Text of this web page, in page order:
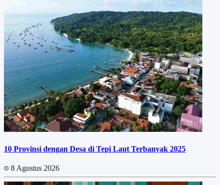
10 Provinsi dengan Desa di Tepi Laut Terbanyak 2025
8 Agustus 2026